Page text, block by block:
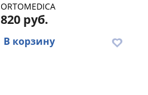
ORTOMEDICA
820 руб.
В корзину